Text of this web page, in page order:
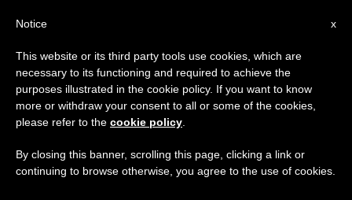
ETIQUETA
Posts Tagged ‘misa
Dominical’
×
Aviso importante
Del 27 de julio al 7 de agosto haremos la pausa
anual, aprovechando que en el periodo de verano
se generan menos informaciones y también el
x
Notice
This website or its third party tools use cookies, which are
necessary to its functioning and required to achieve the
purposes illustrated in the cookie policy. If you want to know
more or withdraw your consent to all or some of the cookies,
please refer to the cookie policy
By closing this banner, scrolling this page, clicking a link or
continuing to browse otherwise, you agree to the use of cookies.